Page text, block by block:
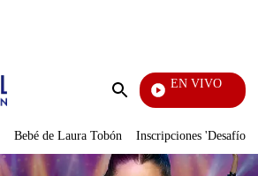
Enviar
EN VIVO
La Red
Bebé de Laura Tobón Inscripciones 'Desafío'